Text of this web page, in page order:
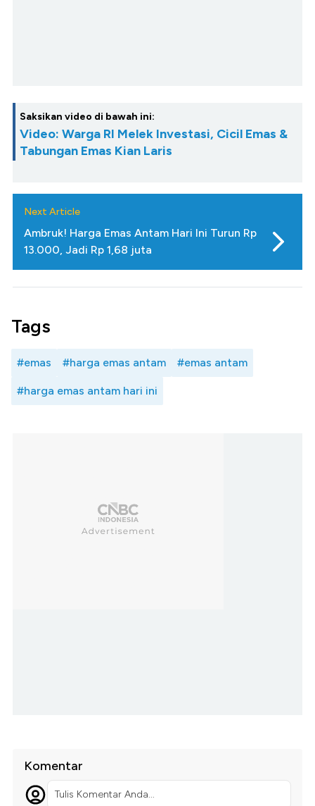
Saksikan video di bawah ini:
Video: Warga RI Melek Investasi, Cicil Emas &
Tabungan Emas Kian Laris
Next Article
Ambruk! Harga Emas Antam Hari Ini Turun Rp
13.000, Jadi Rp 1,68 juta
Tags
#emas #harga emas antam #emas antam
#harga emas antam hari ini
Komentar
Tulis Komentar Anda...